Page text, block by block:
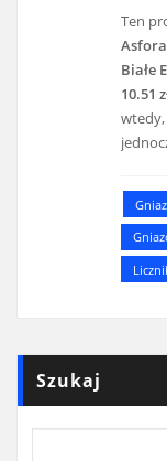
Ten
Asfora
Białe
10.51
Szukaj